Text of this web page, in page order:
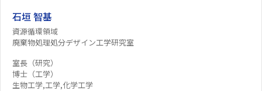
石垣 智基
資源循環領域
廃棄物処理処分デザイン工学研究室
室長（研究）
博士（工学）
生物工学,工学,化学工学